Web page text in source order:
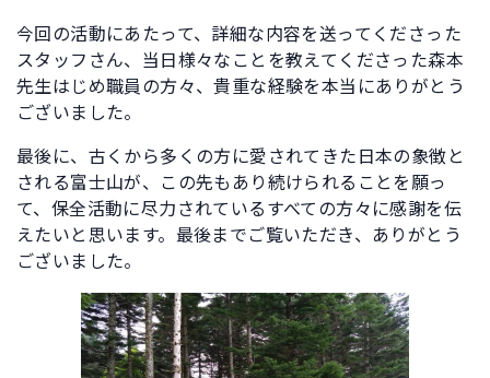
今回の活動にあたって、詳細な内容を送ってくださった
スタッフさん、当日様々なことを教えてくださった森本
先生はじめ職員の方々、貴重な経験を本当にありがとう
ございました。
最後に、古くから多くの方に愛されてきた日本の象徴と
される富士山が、この先もあり続けられることを願っ
て、保全活動に尽力されているすべての方々に感謝を伝
えたいと思います。最後までご覧いただき、ありがとう
ございました。